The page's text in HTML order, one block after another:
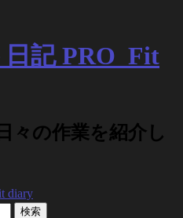
記 PRO_Fit
々の作業を紹介し